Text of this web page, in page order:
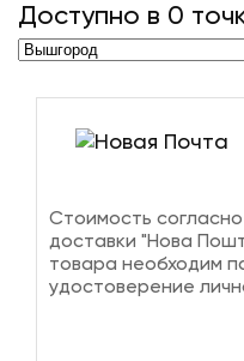
Доступно в 0
Стоимость
доставки "Нова
товара необходим
удостоверение